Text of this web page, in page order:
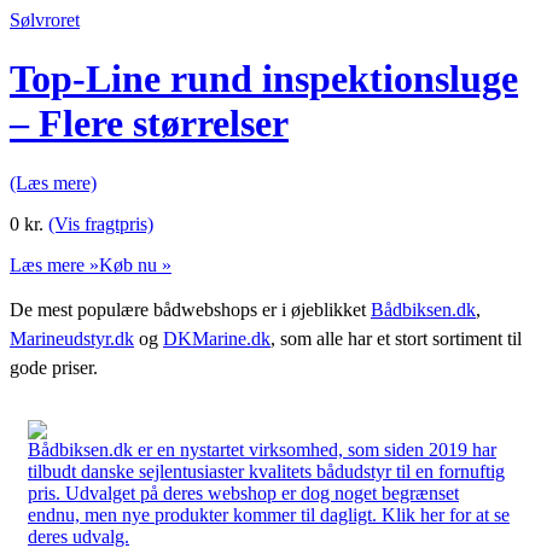
Sølvroret
Top-Line rund inspektionsluge
– Flere størrelser
(Læs mere)
0 kr. (Vis fragtpris)
Læs mere »Køb nu »
De mest populære bådwebshops er i øjeblikket Bådbiksen.dk,
Marineudstyr.dk og DKMarine.dk, som alle har et stort sortiment til
gode priser.
Bådbiksen.dk er en nystartet virksomhed, som siden 2019 har
tilbudt danske sejlentusiaster kvalitets bådudstyr til en fornuftig
pris. Udvalget på deres webshop er dog noget begrænset
endnu, men nye produkter kommer til dagligt. Klik her for at se
deres udvalg.